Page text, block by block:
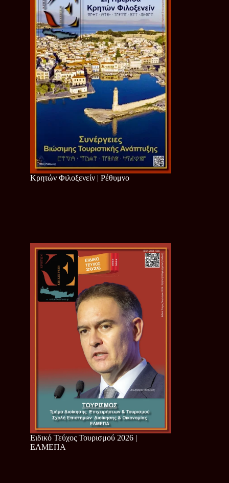
Κρητών Φιλοξενείν | Ρέθυμνο
Ειδικό Τεύχος Τουρισμού 2026 |
ΕΛΜΕΠΑ